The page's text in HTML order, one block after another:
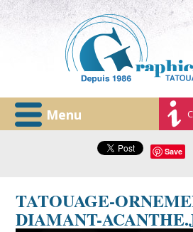
Menu
Save
TATOUAGE-
DIAMANT-